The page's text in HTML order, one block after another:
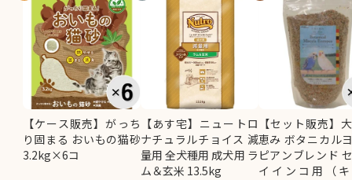
【ケース販売】がっち
り固まる おいもの猫砂
3.2kg×6コ
【あす宅】ニュートロ
ナチュラルチョイス 減
量用 全犬種用 成犬用 ラ
ム＆玄米 13.5kg
【セット販売】
恵み ボタニカル
ピアンブレンド
イインコ用（